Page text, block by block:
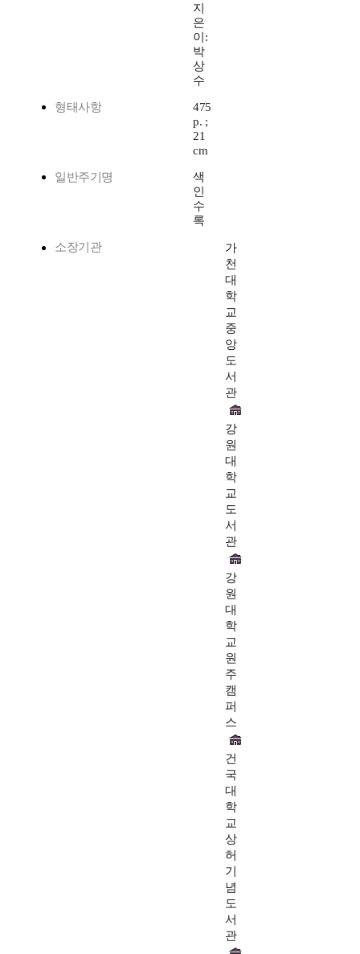
지
은
이:
박
상
수
형태사항
475
p. ;
21
cm
일반주기명
색
인
수
록
소장기관
가
천
대
학
교
중
앙
도
서
관
강
원
대
학
교
도
서
관
강
원
대
학
교
원
주
캠
퍼
스
건
국
대
학
교
상
허
기
념
도
서
관